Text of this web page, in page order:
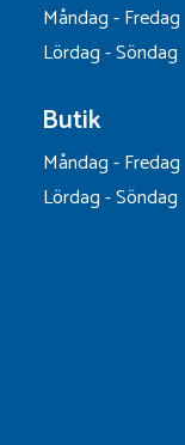
Måndag - Fredag
Lördag - Söndag
Butik
Måndag - Fredag
Lördag - Söndag